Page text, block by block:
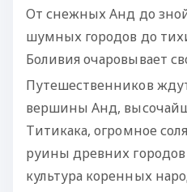
От снежных Анд до
шумных городов до
Боливия очаровывает
Путешественников
вершины Анд,
Титикака, огромное
руины древних
культура коренных